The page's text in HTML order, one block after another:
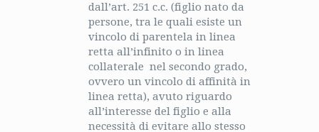
dall’art. 251 c.c. (figlio nato da
persone, tra le quali esiste un
vincolo di parentela in linea
retta all’infinito o in linea
collaterale nel secondo grado,
ovvero un vincolo di affinità in
linea retta), avuto riguardo
all’interesse del figlio e alla
necessità di evitare allo stesso